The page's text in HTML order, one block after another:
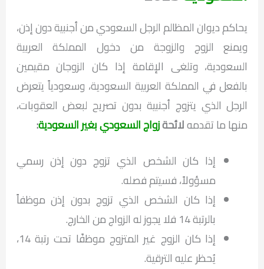
يحاكم ديوان المظالم الرجل السعودي من أجنبية دون إذن،
ويمنع الزوج والزوجة من دخول المملكة العربية
السعودية، وتلغى الإقامة إذا كان الزوجان مقيمين
بالفعل في المملكة العربية السعودية، وسعودياً يتعرض
الرجل الذي يتزوج أجنبية بدون تصريح لبعض العقوبات،
منها ما تقدمهلائحةزواج السعودي بغير السعودية:
إذا كان الشخص الذي تزوج دون إذن رسمي
مسؤولاً، فسيتم فصله.
إذا كان الشخص الذي تزوج بدون إذن موظفاً
بالرتبة 14 فلا يجوز له الزواج من الخارج.
إذا كان الزوج غير المتزوج موظفًا تحت رتبة 14،
يُحظر عليه الترقية.